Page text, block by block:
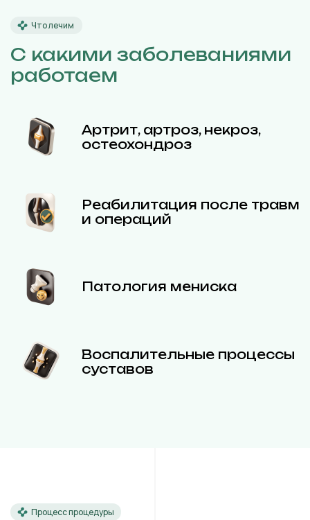
Что лечим
С какими заболеваниями
работаем
Артрит, артроз, некроз,
остеохондроз
Реабилитация после травм
и операций
Патология мениска
Воспалительные процессы
суставов
Процесс процедуры